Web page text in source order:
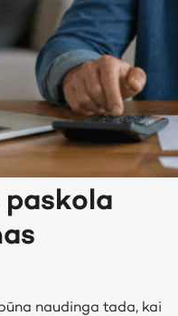
naudinga tada, kai